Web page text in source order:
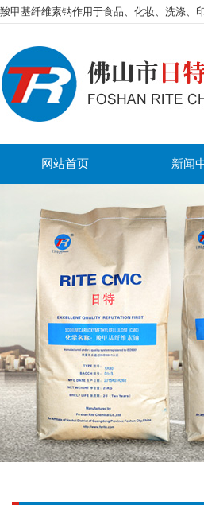
羧甲基纤维素钠作用于食品、化妆、洗涤、
网站首页 新闻